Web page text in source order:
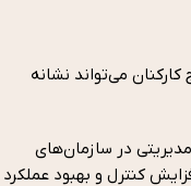
کارکنان می‌تواند نشانه
در سازمان‌های
کنترل و بهبود عملکرد